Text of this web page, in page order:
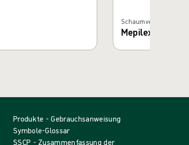
Schaumverbände
Mepilex®
Produkte - Gebrauchsanweisung
Symbole-Glossar
SSCP - Zusammenfassung der